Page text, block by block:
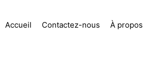
Accueil Contactez-nous À propos